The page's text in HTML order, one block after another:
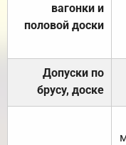
вагонки и
половой доски
Допуски по
брусу, доске